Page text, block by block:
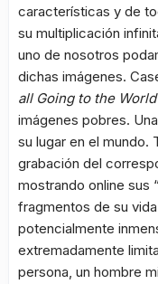
características y de
su multiplicación
uno de nosotros
dichas imágenes.
all Going to the
imágenes pobres.
su lugar en el mundo.
grabación del
mostrando online sus
fragmentos de su
potencialmente
extremadamente
persona, un hombre